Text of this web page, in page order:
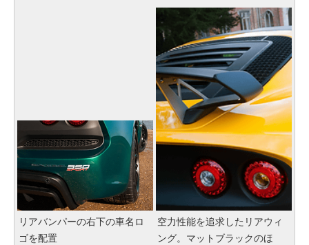
リアバンパーの右下の車名ロ
ゴを配置
空力性能を追求したリアウィ
ング。マットブラックのほ